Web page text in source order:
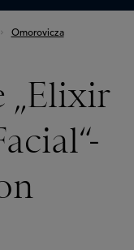
Omorovicza
„Elixir